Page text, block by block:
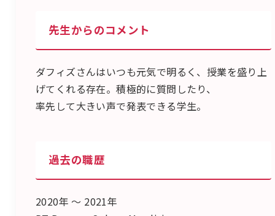
先生からのコメント
ダフィズさんはいつも元気で明るく、授業を盛り上
げてくれる存在。積極的に質問したり、
率先して大きい声で発表できる学生。
過去の職歴
2020年 ～ 2021年